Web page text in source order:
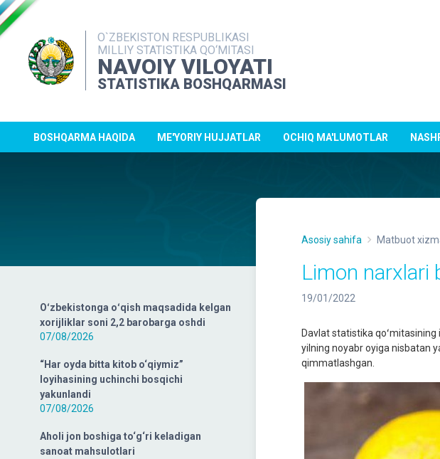
O`ZBEKISTON RESPUBLIKASI
MILLIY STATISTIKA QO‘MITASI
NAVOIY VILOYATI
STATISTIKA BOSHQARMASI
BOSHQARMA HAQIDA ME'YORIY HUJJATLAR OCHIQ MA'LUMOTLAR
Oʻzbekistonga oʻqish maqsadida kelgan
xorijliklar soni 2,2 barobarga oshdi
07/08/2026
“Har oyda bitta kitob o‘qiymiz”
loyihasining uchinchi bosqichi
yakunlandi
07/08/2026
Aholi jon boshiga to‘g‘ri keladigan
sanoat mahsulotlari
Asosiy sahifa Matbuot
Limon narxlari
19/01/2022
Davlat statistika
yilning noyabr oyiga nisbatan
qimmatlashgan.